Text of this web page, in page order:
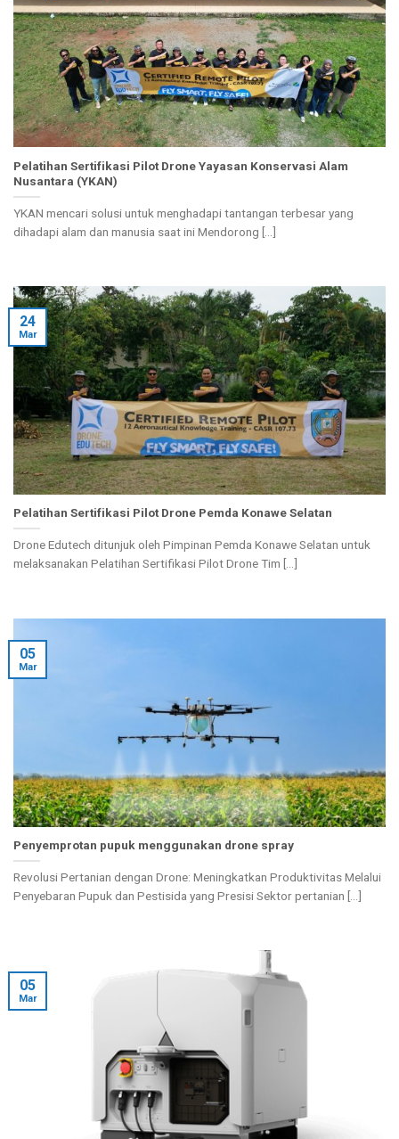
Pelatihan Sertifikasi Pilot Drone Yayasan Konservasi Alam
Nusantara (YKAN)
YKAN mencari solusi untuk menghadapi tantangan terbesar yang
dihadapi alam dan manusia saat ini Mendorong [...]
Pelatihan Sertifikasi Pilot Drone Pemda Konawe Selatan
Drone Edutech ditunjuk oleh Pimpinan Pemda Konawe Selatan untuk
melaksanakan Pelatihan Sertifikasi Pilot Drone Tim [...]
24
Mar
Penyemprotan pupuk menggunakan drone spray
Revolusi Pertanian dengan Drone: Meningkatkan Produktivitas Melalui
Penyebaran Pupuk dan Pestisida yang Presisi Sektor pertanian [...]
05
Mar
05
Mar